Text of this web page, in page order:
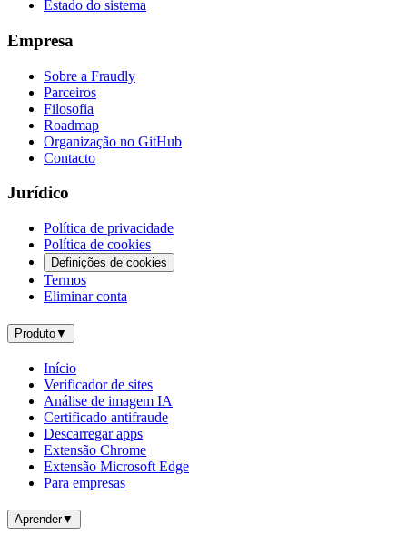
Estado do sistema
Empresa
Sobre a Fraudly
Parceiros
Filosofia
Roadmap
Organização no GitHub
Contacto
Jurídico
Política de privacidade
Política de cookies
Definições de cookies
Termos
Eliminar conta
Produto▼
Início
Verificador de sites
Análise de imagem IA
Certificado antifraude
Descarregar apps
Extensão Chrome
Extensão Microsoft Edge
Para empresas
Aprender▼